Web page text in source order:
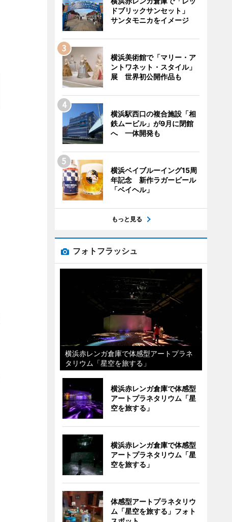
ドブリックサンセット」
サンタモニカをイメージ
横浜美術館で「マリー・ア
ントワネット・スタイル」
展 世界初公開作品も
横浜駅西口の複合施設「相
鉄ムービル」が9月に閉館
へ 一体開発も
横浜ベイブルーイング15周
年記念 新作ラガービール
「ベイヘル」
もっと見る
フォトフラッシュ
横浜赤レンガ倉庫で体感型アートプラネ
タリウム「星空を旅する」
横浜赤レンガ倉庫で体感型
アートプラネタリウム「星
空を旅する」
横浜赤レンガ倉庫で体感型
アートプラネタリウム「星
空を旅する」
体感型アートプラネタリウ
ム「星空を旅する」フォト